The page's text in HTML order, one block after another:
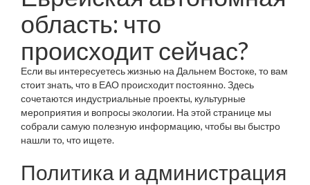
область: что
происходит сейчас?
Если вы интересуетесь жизнью на Дальнем Востоке, то вам
стоит знать, что в ЕАО происходит постоянно. Здесь
сочетаются индустриальные проекты, культурные
мероприятия и вопросы экологии. На этой странице мы
собрали самую полезную информацию, чтобы вы быстро
нашли то, что ищете.
Политика и администрация